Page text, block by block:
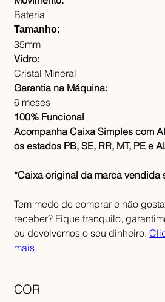
Bateria
Tamanho:
35mm
Vidro:
Cristal Mineral
Garantia na Máquina:
6 meses
100% Funcional
Acompanha Caixa Simples com
os estados PB, SE, RR, MT, PE e
*Caixa original da marca vendida
Tem medo de comprar e não
receber? Fique tranquilo,
ou devolvemos o seu dinheiro.
mais.
COR